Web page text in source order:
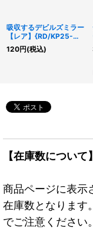
吸収するデビルズミラー
【レア】{RD/KP25-
JP045}《RDリチュア
ル》
120円(税込)
【在庫数について】
商品ページに表示
在庫数となります
でご注意ください。